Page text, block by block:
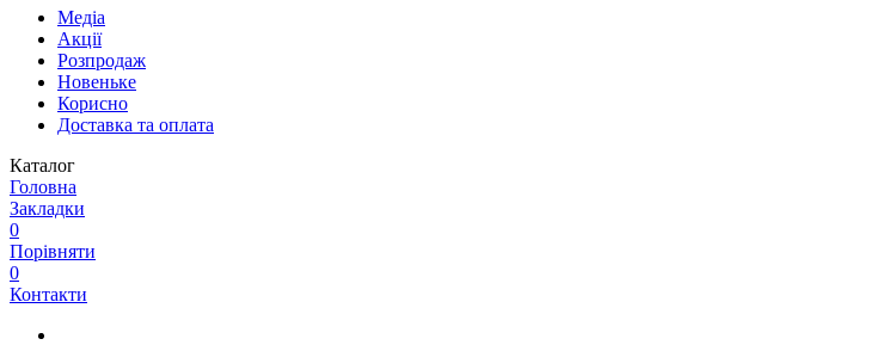
Медіа
Акції
Розпродаж
Новеньке
Корисно
Доставка та оплата
Каталог
Головна
Закладки
0
Порівняти
0
Контакти